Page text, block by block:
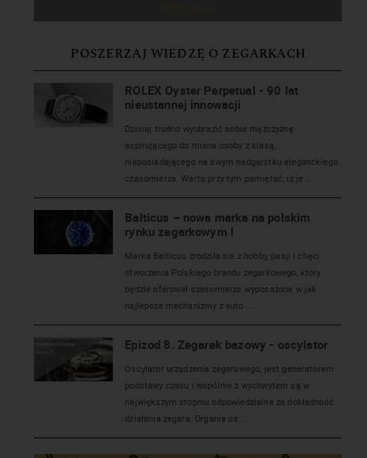
POSZERZAJ WIEDZĘ O ZEGARKACH
ROLEX Oyster Perpetual - 90 lat
nieustannej innowacji
Dzisiaj trudno wyobrazić sobie mężczyznę
aspirującego do miana osoby z klasą,
nieposiadającego na swym nadgarstku eleganckiego
czasomierza. Warto przy tym pamiętać, iż je ...
Balticus – nowa marka na polskim
rynku zegarkowym !
Marka Balticus zrodziła sie z hobby, pasji i chęci
stworzenia Polskiego brandu zegarkowego, który
będzie oferował czasomierze wyposażone w jak
najlepsze mechanizmy z auto ...
Epizod 8. Zegarek bazowy - oscylator
Oscylator urządzenia zegarowego, jest generatorem
podstawy czasu i wspólnie z wychwytem są w
największym stopniu odpowiedzialne za dokładność
działania zegara. Drgania os ...